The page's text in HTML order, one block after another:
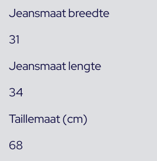
Jeansmaat breedte
31
Jeansmaat lengte
34
Taillemaat (cm)
68